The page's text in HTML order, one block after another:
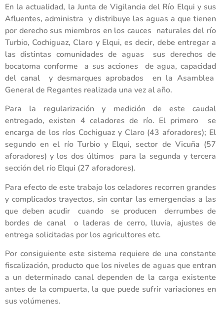
En la actualidad, la Junta de Vigilancia del Río Elqui y sus
Afluentes, administra y distribuye las aguas a que tienen
por derecho sus miembros en los cauces naturales del río
Turbio, Cochiguaz, Claro y Elqui, es decir, debe entregar a
las distintas comunidades de aguas sus derechos de
bocatoma conforme a sus acciones de agua, capacidad
del canal y desmarques aprobados en la Asamblea
General de Regantes realizada una vez al año.
Para la regularización y medición de este caudal
entregado, existen 4 celadores de río. El primero se
encarga de los ríos Cochiguaz y Claro (43 aforadores); El
segundo en el río Turbio y Elqui, sector de Vicuña (57
aforadores) y los dos últimos para la segunda y tercera
sección del río Elqui (27 aforadores).
Para efecto de este trabajo los celadores recorren grandes
y complicados trayectos, sin contar las emergencias a las
que deben acudir cuando se producen derrumbes de
bordes de canal o laderas de cerro, lluvia, ajustes de
entrega solicitadas por los agricultores etc.
Por consiguiente este sistema requiere de una constante
fiscalización, producto que los niveles de aguas que entran
a un determinado canal dependen de la carga existente
antes de la compuerta, la que puede sufrir variaciones en
sus volúmenes.